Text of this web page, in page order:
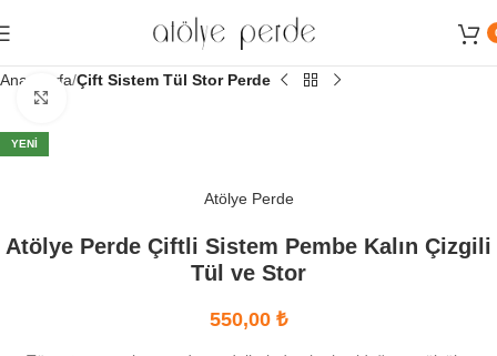
Ana Sayfa Çift Sistem Tül Stor Perde
YENI
Atölye Perde
Atölye Perde Çiftli Sistem Pembe Kalın Çizgili
Tül ve Stor
550,00 ₺